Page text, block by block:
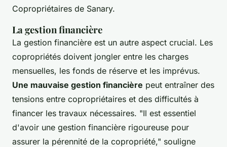
Copropriétaires de Sanary.
La gestion financière
La gestion financière est un autre aspect crucial. Les
copropriétés doivent jongler entre les charges
mensuelles, les fonds de réserve et les imprévus.
Une mauvaise gestion financière peut entraîner des
tensions entre copropriétaires et des difficultés à
financer les travaux nécessaires. "Il est essentiel
d'avoir une gestion financière rigoureuse pour
assurer la pérennité de la copropriété," souligne